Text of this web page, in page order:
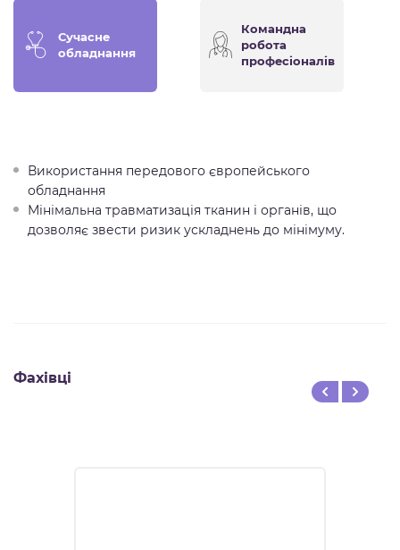
Сучасне
обладнання
Командна
робота
професіоналів
Використання передового європейського
обладнання
Мінімальна травматизація тканин і органів, що
дозволяє звести ризик ускладнень до мінімуму.
Фахівці